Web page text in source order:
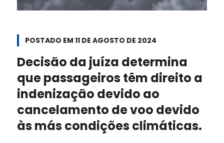
POSTADO EM 11 DE AGOSTO DE 2024
Decisão da juíza determina
que passageiros têm direito a
indenização devido ao
cancelamento de voo devido
às más condições climáticas.